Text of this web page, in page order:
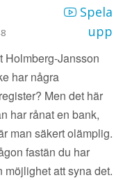
Spela
upp
Holmberg-Jansson
har några
Men det här
har rånat en bank,
man säkert olämplig.
fastän du har
möjlighet att syna det.